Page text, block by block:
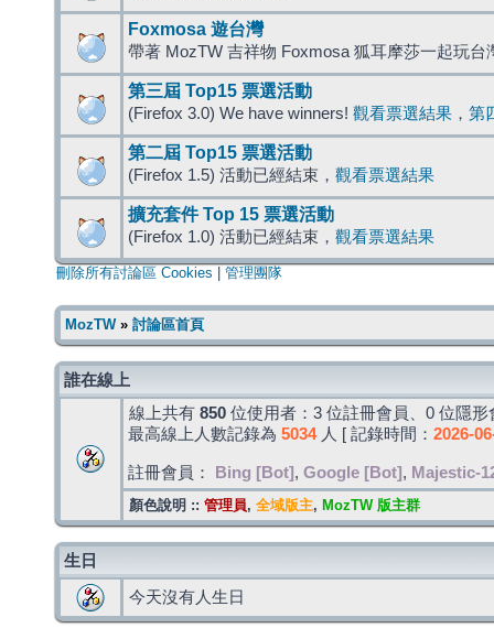
Foxmosa 遊台灣
帶著 MozTW 吉祥物 Foxmosa 狐耳摩莎一起玩台
第三屆 Top15 票選活動
(Firefox 3.0) We have winners! 觀看票選結果 ， 第
第二屆 Top15 票選活動
(Firefox 1.5) 活動已經結束， 觀看票選結果
擴充套件 Top 15 票選活動
(Firefox 1.0) 活動已經結束， 觀看票選結果
刪除所有討論區 Cookies 管理團隊
MozTW» 討論區首頁
誰在線上
線上共有 850 位使用者：3 位註冊會員、0 位隱
最高線上人數記錄為 5034人 [ 記錄時間： 2026-
註冊會員： Bing [Bot] , Google [Bot] , Majestic-
顏色說明 :: 管理員, 全域版主, MozTW 版主群
生日
今天沒有人生日